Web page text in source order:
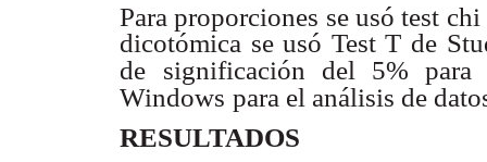
Para proporciones se usó test
dicotómica se usó Test T de
de
significación del 5%
Windows para el análisis de
RESULTADOS